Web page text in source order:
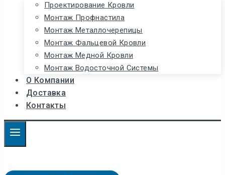
Проектирование Кровли
Монтаж Профнастила
Монтаж Металлочерепицы
Монтаж Фальцевой Кровли
Монтаж Медной Кровли
Монтаж Водосточной Системы
О Компании
Доставка
Контакты